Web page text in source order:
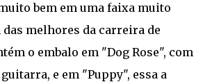
bem em uma faixa muito
das melhores da carreira de
o embalo em "Dog Rose", com
e em "Puppy", essa a